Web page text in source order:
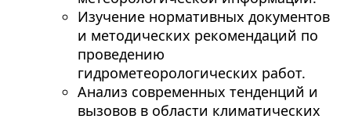
Изучение нормативных документов
и методических рекомендаций по
проведению
гидрометеорологических работ.
Анализ современных тенденций и
вызовов в области климатических